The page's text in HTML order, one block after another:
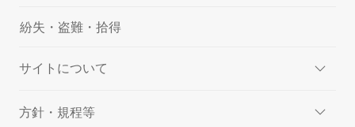
紛失・盗難・拾得
サイトについて
方針・規程等